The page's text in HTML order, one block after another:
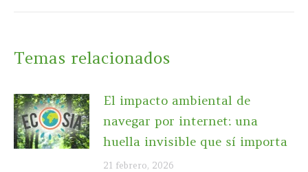
Temas relacionados
El impacto ambiental de
navegar por internet: una
huella invisible que sí importa
21 febrero, 2026